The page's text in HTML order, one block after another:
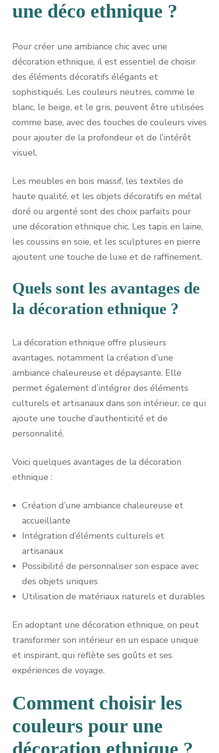
une déco ethnique ?
Pour créer une ambiance chic avec une
décoration ethnique, il est essentiel de choisir
des éléments décoratifs élégants et
sophistiqués. Les couleurs neutres, comme le
blanc, le beige, et le gris, peuvent être utilisées
comme base, avec des touches de couleurs vives
pour ajouter de la profondeur et de l’intérêt
visuel.
Les meubles en bois massif, les textiles de
haute qualité, et les objets décoratifs en métal
doré ou argenté sont des choix parfaits pour
une décoration ethnique chic. Les tapis en laine,
les coussins en soie, et les sculptures en pierre
ajoutent une touche de luxe et de raffinement.
Quels sont les avantages de
la décoration ethnique ?
La décoration ethnique offre plusieurs
avantages, notamment la création d’une
ambiance chaleureuse et dépaysante. Elle
permet également d’intégrer des éléments
culturels et artisanaux dans son intérieur, ce qui
ajoute une touche d’authenticité et de
personnalité.
Voici quelques avantages de la décoration
ethnique :
Création d’une ambiance chaleureuse et
accueillante
Intégration d’éléments culturels et
artisanaux
Possibilité de personnaliser son espace avec
des objets uniques
Utilisation de matériaux naturels et durables
En adoptant une décoration ethnique, on peut
transformer son intérieur en un espace unique
et inspirant, qui reflète ses goûts et ses
expériences de voyage.
Comment choisir les
couleurs pour une